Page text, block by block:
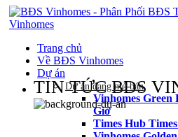
Trang chủ
Về BĐS Vinhomes
Dự án
Dự án đang mở bán
Vinhomes Green
Giờ
Times Hub
TIN TỨC BĐS